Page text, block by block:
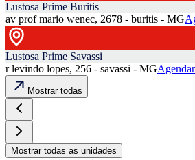
Lustosa Prime Buritis
av prof mario wenec, 2678 - buritis - MG
Lustosa Prime Savassi
r levindo lopes, 256 - savassi - MG
Mostrar todas
Mostrar todas as unidades